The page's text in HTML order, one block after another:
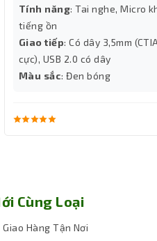
Tính năng: Tai nghe, Micro
tiếng ồn
Giao tiếp: Có dây 3,5mm
cực), USB 2.0 có dây
Màu sắc: Đen bóng
Cùng Loại
Hàng Tận Nơi